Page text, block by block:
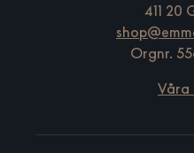
411 20
Orgnr.
Våra